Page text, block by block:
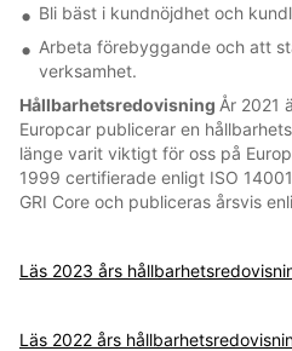
Bli bäst i kundnöjdhet och
Arbeta förebyggande och att
verksamhet.
Hållbarhetsredovisning År 2021
Europcar publicerar en
länge varit viktigt för oss på
1999 certifierade enligt ISO
GRI Core och publiceras årsvis
Läs 2023 års
Läs 2022 års